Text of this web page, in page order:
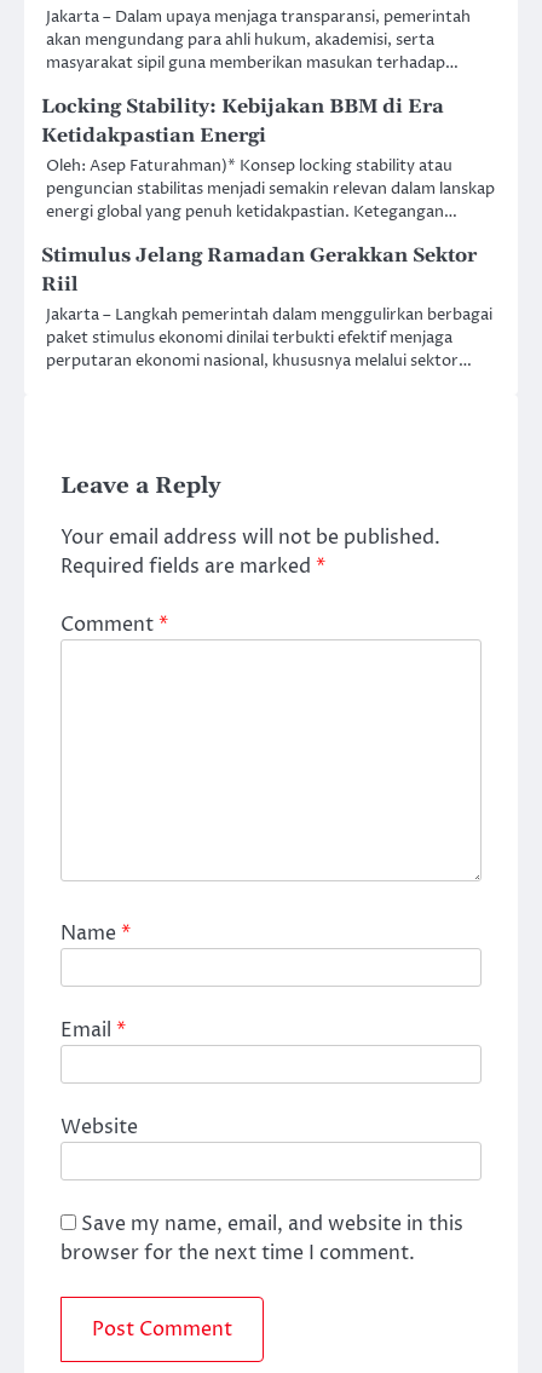
Jakarta – Dalam upaya menjaga transparansi, pemerintah
akan mengundang para ahli hukum, akademisi, serta
masyarakat sipil guna memberikan masukan terhadap…
Locking Stability: Kebijakan BBM di Era
Ketidakpastian Energi
Oleh: Asep Faturahman)* Konsep locking stability atau
penguncian stabilitas menjadi semakin relevan dalam lanskap
energi global yang penuh ketidakpastian. Ketegangan…
Stimulus Jelang Ramadan Gerakkan Sektor
Riil
Jakarta – Langkah pemerintah dalam menggulirkan berbagai
paket stimulus ekonomi dinilai terbukti efektif menjaga
perputaran ekonomi nasional, khususnya melalui sektor…
Leave a Reply
Your email address will not be published.
Required fields are marked *
Comment*
Name*
Email *
Website
Save my name, email, and website in this
browser for the next time I comment.